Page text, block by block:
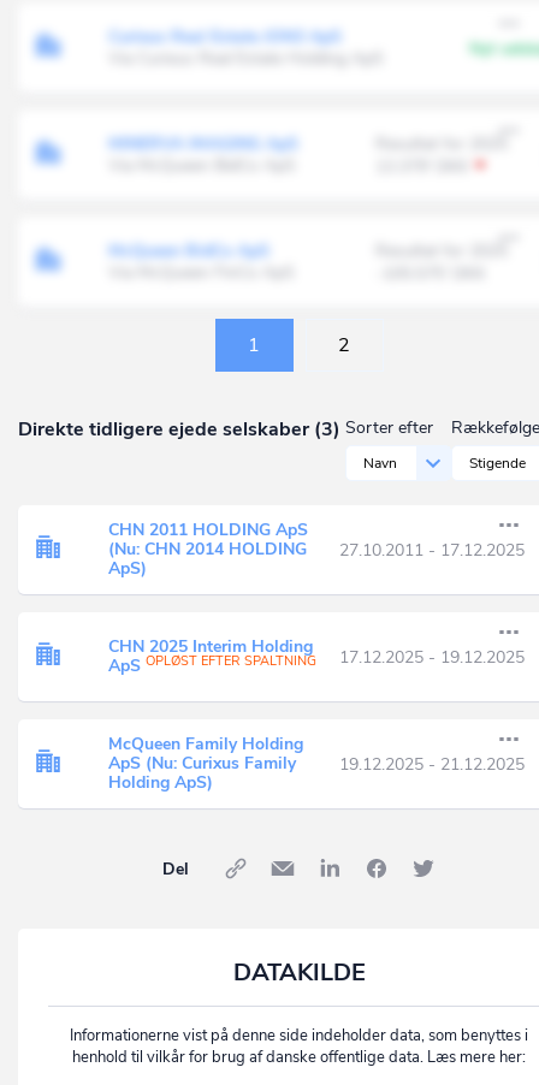
Curixus Real Estate JON3 ApS
Nyt
MINERVA IMAGING ApS
McQueen BidCo ApS
1 2
Direkte tidligere ejede selskaber (3) Sorter efter
Navn
Rækkefølge
Stigende
CHN 2011 HOLDING ApS
(Nu: CHN 2014 HOLDING
ApS)
27.10.2011 - 17.12.2025
CHN 2025 Interim Holding
ApS OPLØST EFTER SPALTNING 17.12.2025 - 19.12.2025
McQueen Family Holding
ApS (Nu: Curixus Family
Holding ApS)
19.12.2025 - 21.12.2025
Del
DATAKILDE
Informationerne vist på denne side indeholder data, som benyttes i
henhold til vilkår for brug af danske offentlige data. Læs mere her: